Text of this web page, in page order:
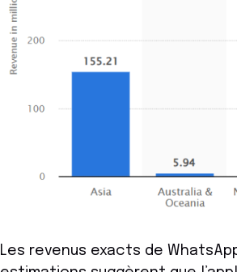
Les revenus exacts de